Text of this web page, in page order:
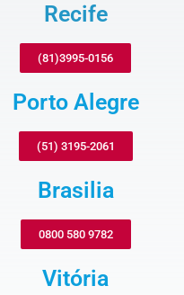
Recife
(81)3995-0156
Porto Alegre
(51) 3195-2061
Brasilia
0800 580 9782
Vitória